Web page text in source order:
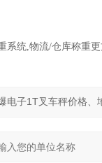
系统,物流/仓库称重更